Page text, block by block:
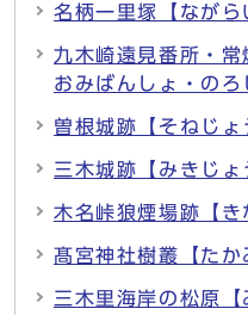
名柄一里塚【ながら
九木崎遠見番所・常
おみばんしょ・のろ
曽根城跡【そねじょ
三木城跡【みきじょ
木名峠狼煙場跡【き
髙宮神社樹叢【たか
三木里海岸の松原